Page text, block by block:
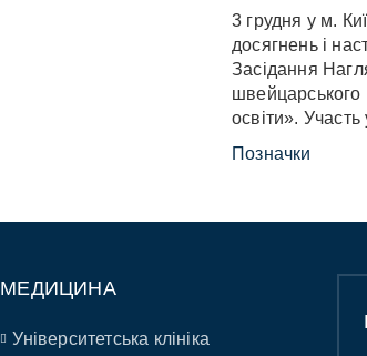
3 грудня у м.
досягнень і
Засідання
швейцарського
освіти». Участь
Позначки
МЕДИЦИНА
Університетська клініка